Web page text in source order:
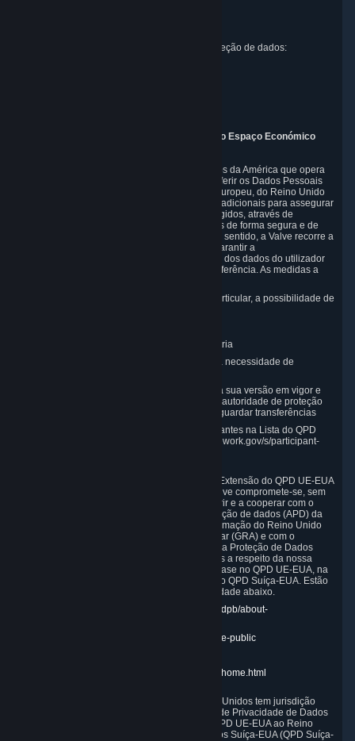
Representante da Suíça para questões de proteção de dados:
9. Informações adicionais para utilizadores do Espaço Económico
Enquanto empresa sediada nos Estados Unidos da América que opera
um serviço de jogos mundial, poderemos transferir os Dados Pessoais
do utilizador para fora do Espaço Económico Europeu, do Reino Unido
ou da Suíça. Nesse caso, tomaremos medidas adicionais para assegurar
que os Dados Pessoais do utilizador são protegidos, através de
garantias legais adequadas, e que são tratados de forma segura e de
acordo com esta Política de Privacidade. Neste sentido, a Valve recorre a
medidas contratuais ou de organização para garantir a
confidencialidade, a segurança e a integridade dos dados do utilizador
relativamente à sua recolha, tratamento e transferência. As medidas a
Minimização da recolha de dados — em particular, a possibilidade de
Encriptação conforme os padrões da indústria
Permissão de acesso a dados com base na necessidade de
A utilização de cláusulas contratuais-tipo na sua versão em vigor e
aprovadas pela Comissão Europeia e pela autoridade de proteção
de dados do Reino Unido (ICO) para salvaguardar transferências
A certificação e participação no QPD, constantes na Lista do QPD
disponível em https://www.dataprivacyframework.gov/s/participant-
Em conformidade com o QPD UE-EUA, com a Extensão do QPD UE-EUA
ao Reino Unido e com o QPD Suíça-EUA, a Valve compromete-se, sem
custos para a pessoa singular afetada, a cumprir e a cooperar com o
painel estabelecido pelas autoridades de proteção de dados (APD) da
UE, com o Gabinete do Comissário para a Informação do Reino Unido
(ICO), com a Autoridade Reguladora de Gibraltar (GRA) e com o
Comissário Federal Suíço para a Informação e a Proteção de Dados
(FDPIC) relativamente a queixas não resolvidas a respeito da nossa
abordagem a dados pessoais recebidos com base no QPD UE-EUA, na
Extensão do QPD UE-EUA ao Reino Unido e no QPD Suíça-EUA. Estão
disponíveis ligações para o site de cada autoridade abaixo.
https://edpb.europa.eu/about-edpb/about-
https://ico.org.uk/for-the-public
https://www.edoeb.admin.ch/edoeb/home.html
A Comissão Federal do Comércio dos Estados Unidos tem jurisdição
sobre a conformidade da Valve com o Quadro de Privacidade de Dados
UE-EUA (QPD UE-EUA), com a Extensão do QPD UE-EUA ao Reino
Unido e com o Quadro de Privacidade de Dados Suíça-EUA (QPD Suíça-